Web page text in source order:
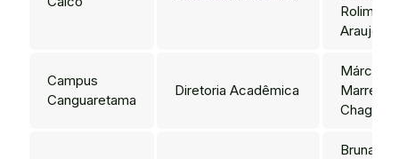
Rolim de
Araujo
Campus
Canguaretama
Diretoria Acadêmica
Márcio
Marreiro
Chagas
Bruna